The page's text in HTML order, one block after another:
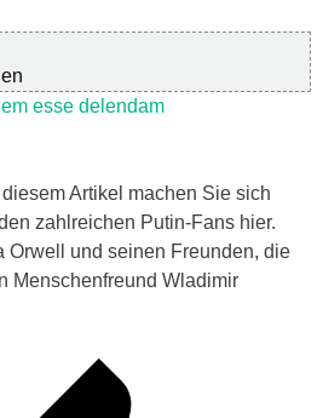
esse delendam
Artikel machen Sie sich
zahlreichen Putin-Fans hier.
Orwell und seinen Freunden, die
Menschenfreund Wladimir